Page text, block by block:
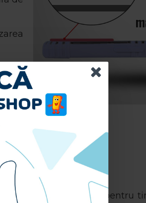
este alegera potrivita pentru